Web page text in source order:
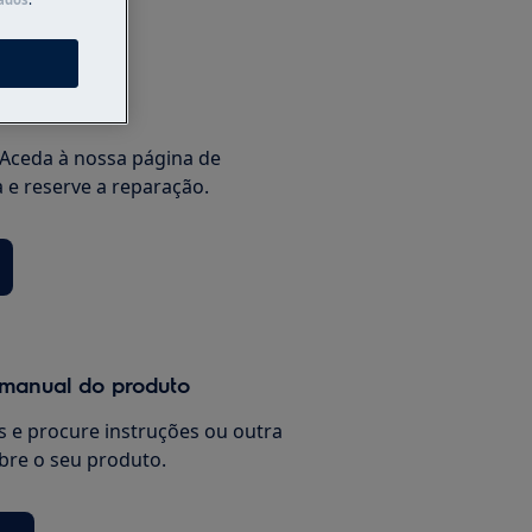
à nossa página de
reserve a reparação.
do produto
e procure instruções ou outra
o seu produto.